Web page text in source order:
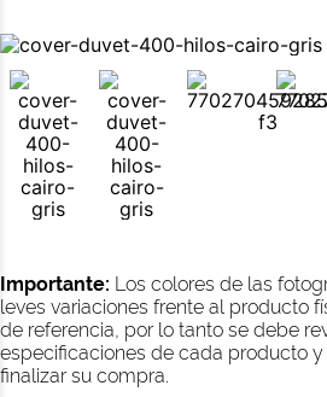
Importante: Los colores de las
leves variaciones frente al producto
de referencia, por lo tanto se debe
especificaciones de cada producto
finalizar su compra.